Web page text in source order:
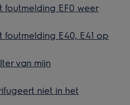
foutmelding EF0 weer
foutmelding E40, E41 op
van mijn
niet in het